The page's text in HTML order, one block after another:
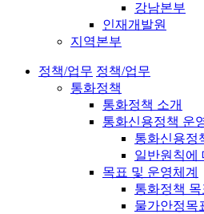
강남본부
인재개발원
지역본부
정책/업무 정책/업무
통화정책
통화정책 소개
통화신용정책 운
통화신용정
일반원칙에
목표 및 운영체계
통화정책 목
물가안정목